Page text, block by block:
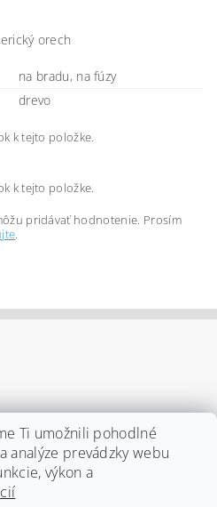
orech
na bradu, na fúzy
drevo
k tejto položke.
k tejto položke.
pridávať hodnotenie. Prosím
.
Ti umožnili pohodlné
analýze prevádzky webu
výkon a